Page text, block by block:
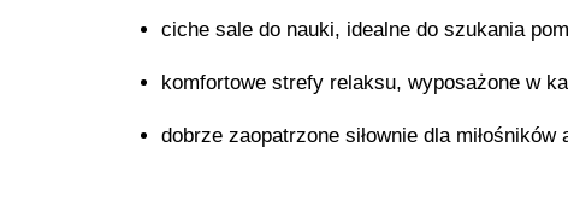
ciche sale do nauki, idealne do szukania
komfortowe strefy relaksu, wyposażone w
dobrze zaopatrzone siłownie dla